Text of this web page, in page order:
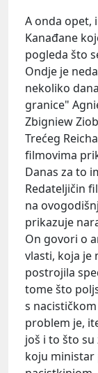
A onda opet,
Kanađane
pogleda što
Ondje je
nekoliko
granice"
Zbigniew
Trećeg
filmovima
Danas za to
Redateljičin
na
prikazuje
On govori o
vlasti, koja je
postrojila
tome što
s
problem je,
još i to što
koju ministar